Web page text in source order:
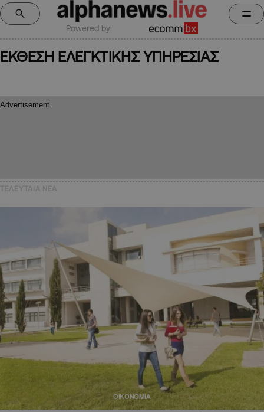
Powered by:
ΕΚΘΕΣΗ ΕΛΕΓΚΤΙΚΗΣ ΥΠΗΡΕΣΙΑΣ
ΟΙΚΟΝΟΜΙΑ